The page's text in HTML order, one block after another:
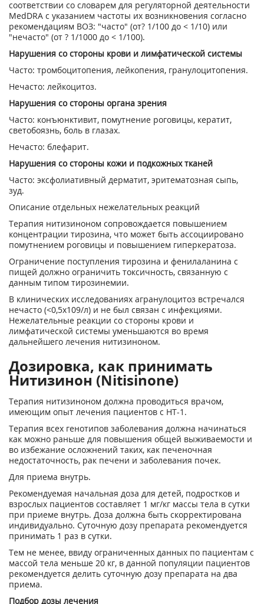
соответствии со словарем для регуляторной деятельности
MedDRA с указанием частоты их возникновения согласно
рекомендациям ВОЗ: "часто" (от? 1/100 до < 1/10) или
"нечасто" (от ? 1/1000 до < 1/100).
Нарушения со стороны крови и лимфатической системы
Часто: тромбоцитопения, лейкопения, гранулоцитопения.
Нечасто: лейкоцитоз.
Нарушения со стороны органа зрения
Часто: конъюнктивит, помутнение роговицы, кератит,
светобоязнь, боль в глазах.
Нечасто: блефарит.
Нарушения со стороны кожи и подкожных тканей
Часто: эксфолиативный дерматит, эритематозная сыпь,
зуд.
Описание отдельных нежелательных реакций
Терапия нитизиноном сопровождается повышением
концентрации тирозина, что может быть ассоциировано
помутнением роговицы и повышением гиперкератоза.
Ограничение поступления тирозина и фенилаланина с
пищей должно ограничить токсичность, связанную с
данным типом тирозинемии.
В клинических исследованиях агранулоцитоз встречался
нечасто (<0,5х109/л) и не был связан с инфекциями.
Нежелательные реакции со стороны крови и
лимфатической системы уменьшаются во время
дальнейшего лечения нитизиноном.
Дозировка, как принимать
Нитизинон (Nitisinone)
Терапия нитизиноном должна проводиться врачом,
имеющим опыт лечения пациентов с НТ-1.
Терапия всех генотипов заболевания должна начинаться
как можно раньше для повышения общей выживаемости и
во избежание осложнений таких, как печеночная
недостаточность, рак печени и заболевания почек.
Для приема внутрь.
Рекомендуемая начальная доза для детей, подростков и
взрослых пациентов составляет 1 мг/кг массы тела в сутки
при приеме внутрь. Доза должна быть скорректирована
индивидуально. Суточную дозу препарата рекомендуется
принимать 1 раз в сутки.
Тем не менее, ввиду ограниченных данных по пациентам с
массой тела меньше 20 кг, в данной популяции пациентов
рекомендуется делить суточную дозу препарата на два
приема.
Подбор дозы лечения